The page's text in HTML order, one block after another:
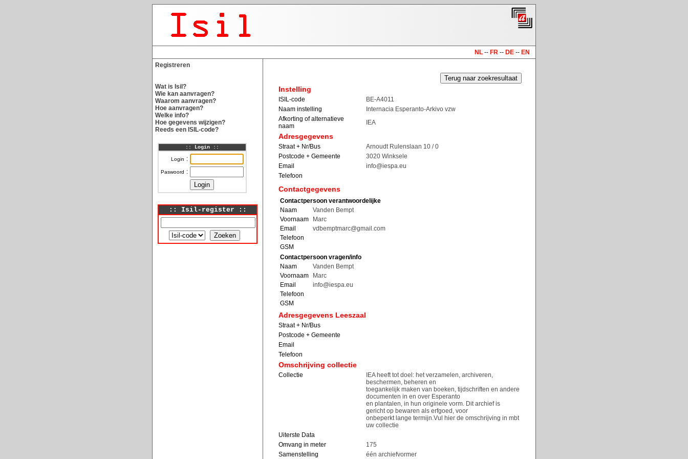
NL -- FR -- DE -- EN
Registreren
Wat is Isil?
Wie kan aanvragen?
Waarom aanvragen?
Hoe aanvragen?
Welke info?
Hoe gegevens wijzigen?
Reeds een ISIL-code?
:: Login ::
Login :
Paswoord :
:: Isil-register ::
Instelling
ISIL-code
BE-A4011
Naam instelling
Internacia Esperanto-Arkivo vzw
Afkorting of alternatieve
naam
IEA
Adresgegevens
Straat + Nr/Bus
Arnoudt Rulenslaan 10 / 0
Postcode + Gemeente
3020 Winksele
Email
info@iespa.eu
Telefoon
Contactgegevens
Contactpersoon verantwoordelijke
Naam
Vanden Bempt
Voornaam
Marc
Email
vdbemptmarc@gmail.com
Telefoon
GSM
Contactpersoon vragen/info
Naam
Vanden Bempt
Voornaam
Marc
Email
info@iespa.eu
Telefoon
GSM
Adresgegevens Leeszaal
Straat + Nr/Bus
Postcode + Gemeente
Email
Telefoon
Omschrijving collectie
Collectie
IEA heeft tot doel: het verzamelen, archiveren,
beschermen, beheren en
toegankelijk maken van boeken, tijdschriften en andere
documenten in en over Esperanto
en plantalen, in hun originele vorm. Dit archief is
gericht op bewaren als erfgoed, voor
onbeperkt lange termijn.Vul hier de omschrijving in mbt
uw collectie
Uiterste Data
Omvang in meter
175
Samenstelling
één archiefvormer